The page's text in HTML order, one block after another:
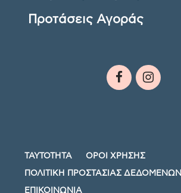
Προτάσεις Αγοράς
ΤΑΥΤΟΤΗΤΑ ΟΡΟΙ ΧΡΗΣΗΣ
ΠΟΛΙΤΙΚΗ ΠΡΟΣΤΑΣΙΑΣ ΔΕΔΟΜΕΝΩΝ
ΕΠΙΚΟΙΝΩΝΙΑ